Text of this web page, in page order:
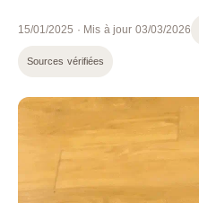
15/01/2025 · Mis à jour 03/03/2026
Sources vérifiées